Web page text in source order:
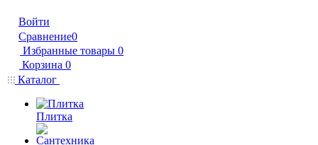
Войти
Сравнение0
Избранные товары 0
Корзина 0
Каталог
Плитка